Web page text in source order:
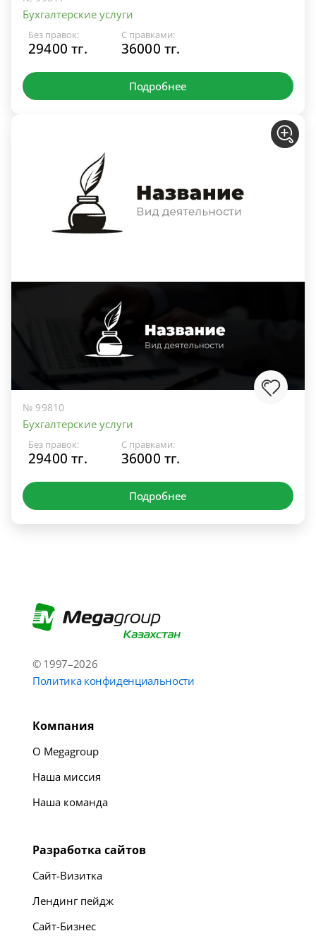
Бухгалтерские услуги
Без правок:
29400 тг.
С правками:
36000 тг.
Подробнее
№ 99810
Бухгалтерские услуги
Без правок:
29400 тг.
С правками:
36000 тг.
Подробнее
© 1997–2026
Политика конфиденциальности
Компания
О Megagroup
Наша миссия
Наша команда
Разработка сайтов
Сайт-Визитка
Лендинг пейдж
Сайт-Бизнес